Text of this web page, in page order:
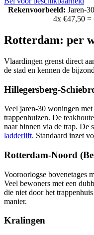
Rekenvoorbeeld: Jaren-
4x €47,50 =
Rotterdam: per
Vlaardingen grenst direct
de stad en kennen de
Hillegersberg-
Veel jaren-30 woningen
trappenhuizen. De
naar binnen via de trap. De
ladderlift. Standaard inzet
Rotterdam-Noord
Vooroorlogse bovenetages
Veel bewoners met een
die niet door het
manier.
Kralingen